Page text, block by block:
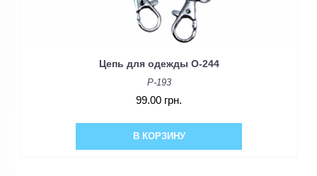
Цепь для одежды O-244
99.00 грн.
В КОРЗИНУ